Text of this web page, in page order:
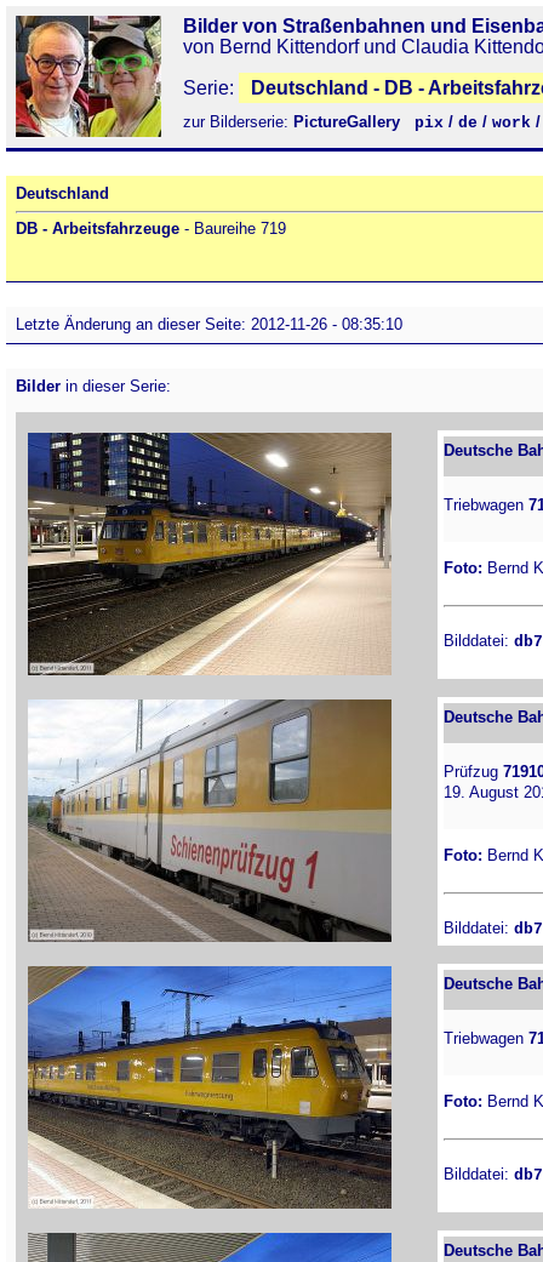
Bilder von Straßenbahnen und
von Bernd Kittendorf und Claudia
Serie:
Deutschland - DB -
zur Bilderserie: PictureGallery pix / de / work
Deutschland
DB - Arbeitsfahrzeuge - Baureihe 719
Letzte Änderung an dieser Seite: 2012-11-26 - 08:35:10
Bilder in dieser Serie:
Deutsche
Triebwagen
Foto: Bernd
Bilddatei:
Deutsche
Prüfzug
19. August
Foto: Bernd
Bilddatei:
Deutsche
Triebwagen
Foto: Bernd
Bilddatei:
Deutsche